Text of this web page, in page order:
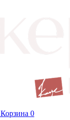
Корзина 0